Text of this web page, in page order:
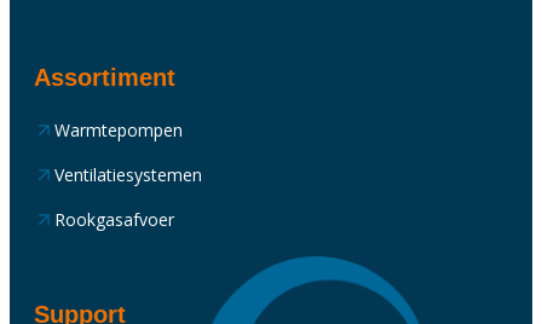
Assortiment
Warmtepompen
Ventilatiesystemen
Rookgasafvoer
Support